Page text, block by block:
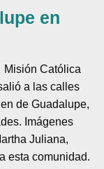
en
Misión Católica
a las calles
de Guadalupe,
Imágenes
Juliana,
esta comunidad.